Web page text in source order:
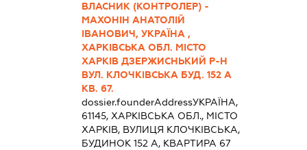
ВЛАСНИК (КОНТРОЛЕР) -
МАХОНІН АНАТОЛІЙ
ІВАНОВИЧ, УКРАЇНА ,
ХАРКІВСЬКА ОБЛ. МІСТО
ХАРКІВ ДЗЕРЖИСНЬКИЙ Р-Н
ВУЛ. КЛОЧКІВСЬКА БУД. 152 А
КВ. 67.
dossier.founderAddressУКРАЇНА,
61145, ХАРКІВСЬКА ОБЛ., МІСТО
ХАРКІВ, ВУЛИЦЯ КЛОЧКІВСЬКА,
БУДИНОК 152 А, КВАРТИРА 67